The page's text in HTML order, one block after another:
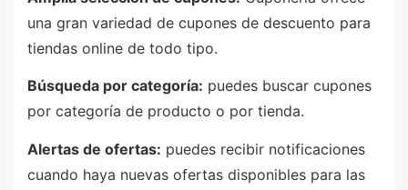
una gran variedad de cupones de descuento para
tiendas online de todo tipo.
Búsqueda por categoría: puedes buscar cupones
por categoría de producto o por tienda.
Alertas de ofertas: puedes recibir notificaciones
cuando haya nuevas ofertas disponibles para las